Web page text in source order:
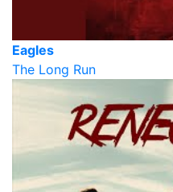
Eagles
The Long Run